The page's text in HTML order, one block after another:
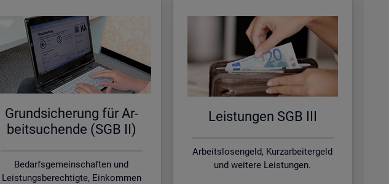
Grund­si­che­rung für Ar­
beit­su­chen­de (SGB II)
Bedarfsgemeinschaften und
Leistungsberechtigte, Einkommen
Leis­tun­gen SGB III
Arbeitslosengeld, Kurzarbeitergeld
und weitere Leistungen.